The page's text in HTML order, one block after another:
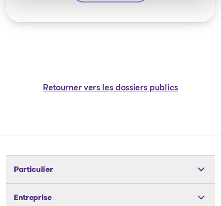
Retourner vers les dossiers publics
Particulier
Outils
Entreprise